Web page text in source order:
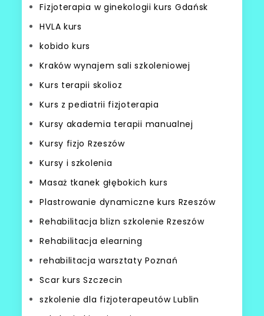
Fizjoterapia w ginekologii kurs Gdańsk
HVLA kurs
kobido kurs
Kraków wynajem sali szkoleniowej
Kurs terapii skolioz
Kurs z pediatrii fizjoterapia
Kursy akademia terapii manualnej
Kursy fizjo Rzeszów
Kursy i szkolenia
Masaż tkanek głębokich kurs
Plastrowanie dynamiczne kurs Rzeszów
Rehabilitacja blizn szkolenie Rzeszów
Rehabilitacja elearning
rehabilitacja warsztaty Poznań
Scar kurs Szczecin
szkolenie dla fizjoterapeutów Lublin